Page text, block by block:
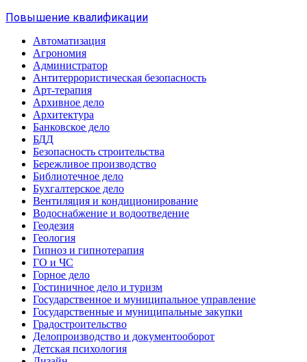
Повышение квалификации
Автоматизация
Агрономия
Администратор
Антитеррористическая безопасность
Арт-терапия
Архивное дело
Архитектура
Банковское дело
БДД
Безопасность строительства
Бережливое производство
Библиотечное дело
Бухгалтерское дело
Вентиляция и кондиционирование
Водоснабжение и водоотведение
Геодезия
Геология
Гипноз и гипнотерапия
ГО и ЧС
Горное дело
Гостиничное дело и туризм
Государственное и муниципальное управление
Государственные и муниципальные закупки
Градостроительство
Делопроизводство и документооборот
Детская психология